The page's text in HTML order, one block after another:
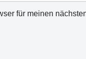
für meinen